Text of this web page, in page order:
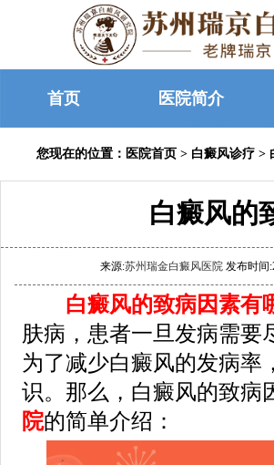
首页 医院简介
您现在的位置： 医院首页 > 白癜风诊疗 >
白癜风的
来源:苏州瑞金白癜风医院 发布时间
白癜风的致病因素有
肤病，患者一旦发病需要
为了减少白癜风的发病率
识。那么，白癜风的致病
院的简单介绍：